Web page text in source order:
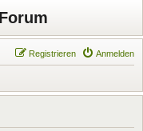
Anmelden
Registrieren